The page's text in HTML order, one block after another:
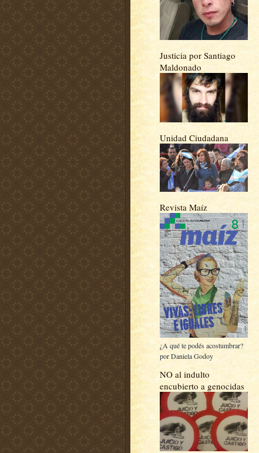
Justicia por Santiago
Maldonado
Unidad Ciudadana
Revista Maíz
¿A qué te podés acostumbrar?
por Daniela Godoy
NO al indulto
encubierto a genocidas